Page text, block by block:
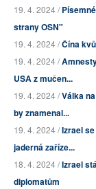
19. 4. 2024 /
strany OSN"
19. 4. 2024 /Čína
19. 4. 2024 /
USA z mučen...
19. 4. 2024 /Válka
by znamenal...
19. 4. 2024 /Izrael
jaderná zaříze...
18. 4. 2024 /Izrael
diplomatům